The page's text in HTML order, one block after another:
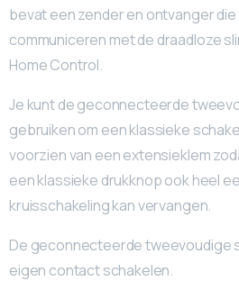
bevat een zender en ontvanger
communiceren met de draadloze
Home Control.
Je kunt de geconnecteerde
gebruiken om een klassieke
voorzien van een extensieklem
een klassieke drukknop ook heel
kruisschakeling kan vervangen.
De geconnecteerde tweevoudige
eigen contact schakelen.